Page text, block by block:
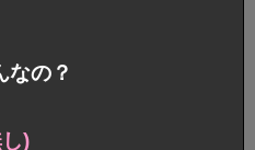
なの？
)